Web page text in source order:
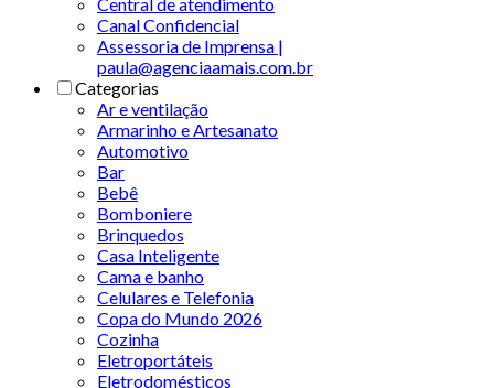
Canal Confidencial
Assessoria de Imprensa |
paula@agenciaamais.com.br
Categorias
Ar e ventilação
Armarinho e Artesanato
Automotivo
Bar
Bebê
Bomboniere
Brinquedos
Casa Inteligente
Cama e banho
Celulares e Telefonia
Copa do Mundo 2026
Cozinha
Eletroportáteis
Eletrodomésticos